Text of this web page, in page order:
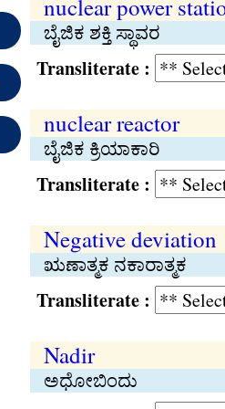
nuclear power
ಬೈಜಿಕ ಶಕ್ತಿ ಸ್ಥಾವರ
Transliterate :
nuclear reactor
ಬೈಜಿಕ ಕ್ರಿಯಾಕಾರಿ
Transliterate :
Negative deviation
ಋಣಾತ್ಮಕ ನಕಾರಾತ್ಮಕ
Transliterate :
Nadir
ಅಧೋಬಿಂದು